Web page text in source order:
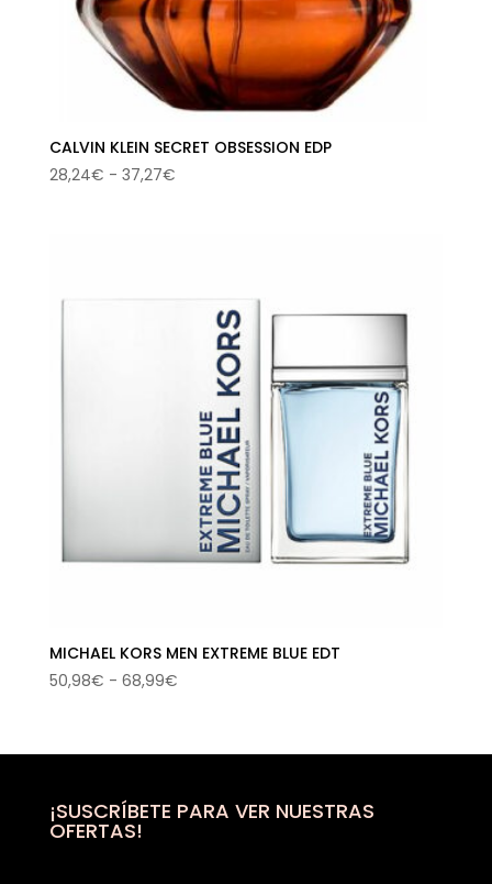
CALVIN KLEIN SECRET OBSESSION EDP
28,24€ - 37,27€Rango
37,27€
MICHAEL KORS MEN EXTREME BLUE EDT
50,98€ - 68,99€Rango
desde
hasta
¡SUSCRÍBETE PARA VER NUESTRAS
OFERTAS!